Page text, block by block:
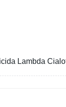
Lambda